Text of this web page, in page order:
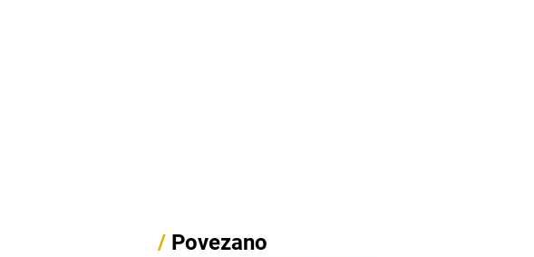
/ Povezano